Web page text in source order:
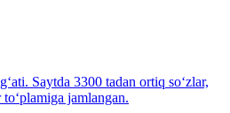
Saytda 3300 tadan ortiq so‘zlar,
jamlangan.